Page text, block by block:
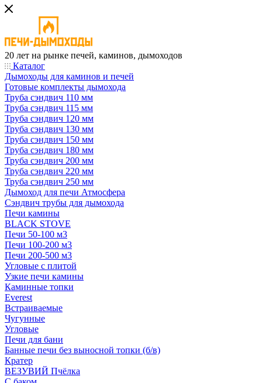
20 лет на рынке печей, каминов, дымоходов
Каталог
Дымоходы для каминов и печей
Готовые комплекты дымохода
Труба сэндвич 110 мм
Труба сэндвич 115 мм
Труба сэндвич 120 мм
Труба сэндвич 130 мм
Труба сэндвич 150 мм
Труба сэндвич 180 мм
Труба сэндвич 200 мм
Труба сэндвич 220 мм
Труба сэндвич 250 мм
Дымоход для печи Атмосфера
Сэндвич трубы для дымохода
Печи камины
BLACK STOVE
Печи 50-100 м3
Печи 100-200 м3
Печи 200-500 м3
Угловые с плитой
Узкие печи камины
Каминные топки
Everest
Встраиваемые
Чугунные
Угловые
Печи для бани
Банные печи без выносной топки (б/в)
Кратер
ВЕЗУВИЙ Пчёлка